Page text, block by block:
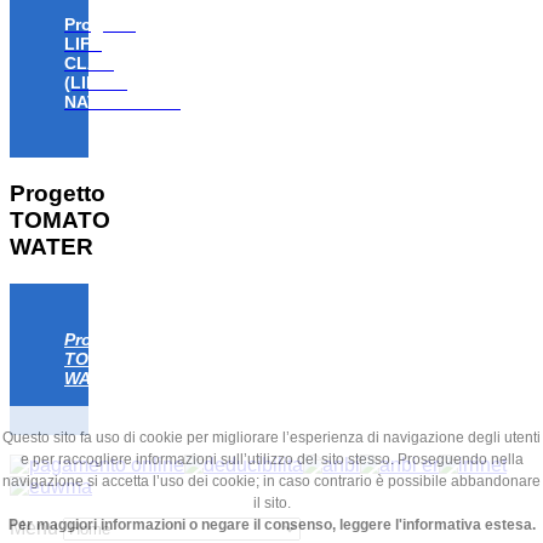
Progetto
LIFE
CLAW
(LIFE18
NAT/IT/000806)
Progetto
TOMATO
WATER
Progetto
TOMATO
WATER
Menu
Questo sito fa uso di cookie per migliorare l’esperienza di navigazione degli utenti
e per raccogliere informazioni sull’utilizzo del sito stesso. Proseguendo nella
navigazione si accetta l’uso dei cookie; in caso contrario è possibile abbandonare
il sito.
Per maggiori informazioni o negare il consenso, leggere l'informativa estesa.